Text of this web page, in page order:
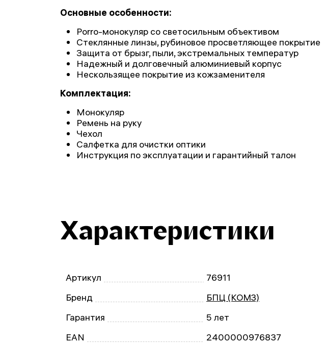
Основные особенности:
Porro-монокуляр со светосильным объективом
Стеклянные линзы, рубиновое просветляющее покрытие
Защита от брызг, пыли, экстремальных температур
Надежный и долговечный алюминиевый корпус
Нескользящее покрытие из кожзаменителя
Комплектация:
Монокуляр
Ремень на руку
Чехол
Салфетка для очистки оптики
Инструкция по эксплуатации и гарантийный талон
Характеристики
Артикул
76911
Бренд
БПЦ (КОМЗ)
Гарантия
5 лет
EAN
2400000976837